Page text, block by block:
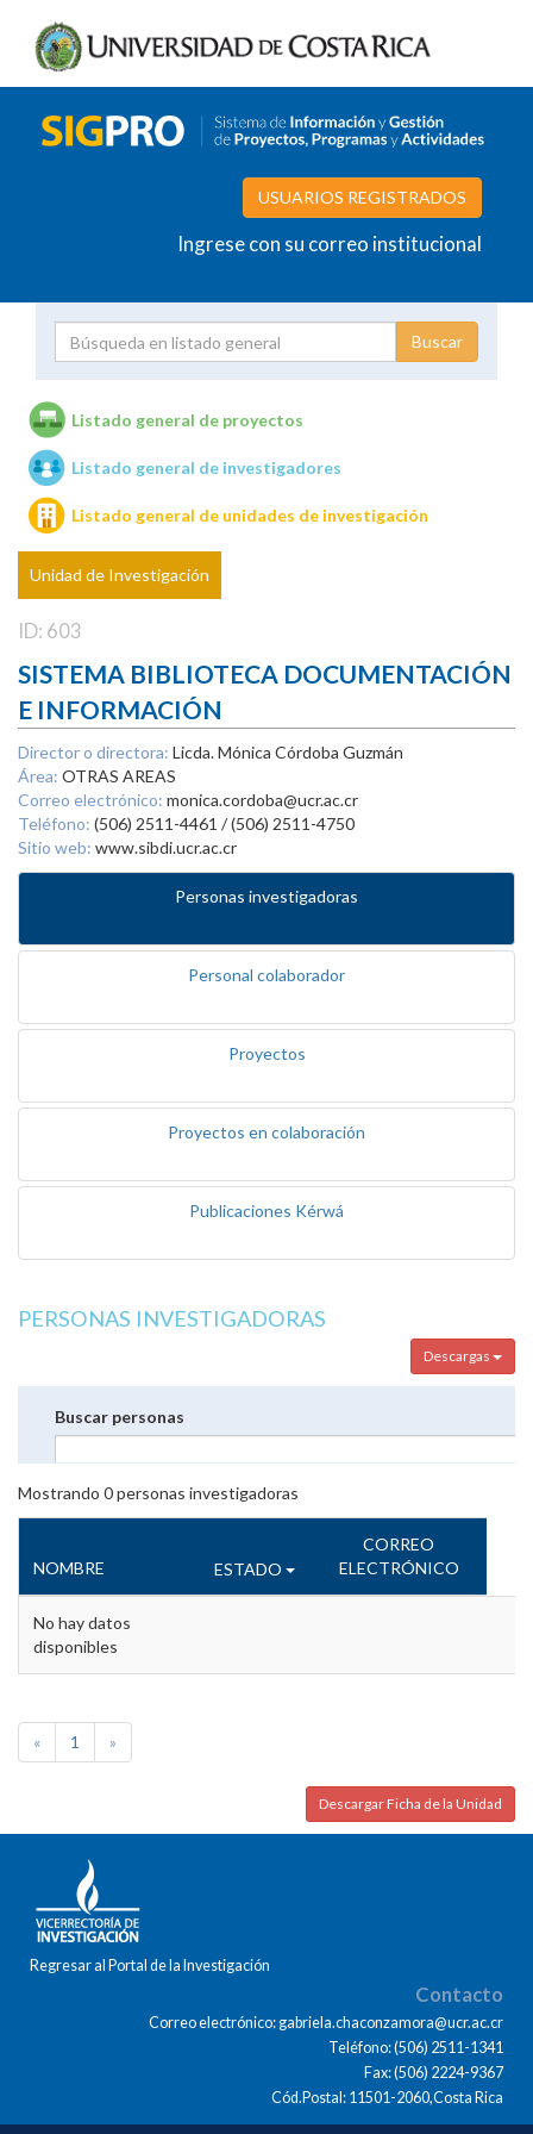
USUARIOS REGISTRADOS
Ingrese con su correo institucional
Unidades de investigación
Listado general de proyectos
Listado general de investigadores
Listado general de unidades de investigación
Unidad de Investigación
ID: 603
SISTEMA BIBLIOTECA DOCUMENTACIÓN
E INFORMACIÓN
Director o directora: Licda. Mónica Córdoba Guzmán
Área: OTRAS AREAS
Correo electrónico: monica.cordoba@ucr.ac.cr
Teléfono: (506) 2511-4461 / (506) 2511-4750
Sitio web: www.sibdi.ucr.ac.cr
Personas investigadoras
Personal colaborador
Proyectos
Proyectos en colaboración
Publicaciones Kérwá
PERSONAS INVESTIGADORAS
Descargas
Buscar personas
Mostrando 0personas investigadoras
NOMBRE ESTADO
CORREO
ELECTRÓNICO
No hay datos
disponibles
« 1 »
Descargar Ficha de la Unidad
Regresar al Portal de la Investigación
Contacto
Correo electrónico: gabriela.chaconzamora@ucr.ac.cr
Teléfono: (506) 2511-1341
Fax: (506) 2224-9367
Cód.Postal: 11501-2060,Costa Rica